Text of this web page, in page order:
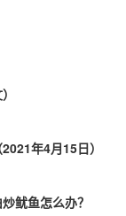
年4月15日）
鱿鱼怎么办？